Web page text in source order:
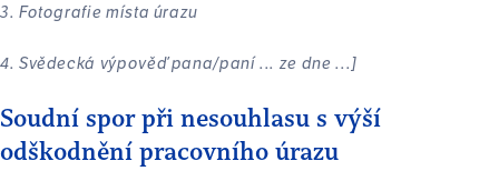
3. Fotografie místa úrazu
4. Svědecká výpověď pana/paní ... ze dne ...]
Soudní spor při nesouhlasu s výší
odškodnění pracovního úrazu